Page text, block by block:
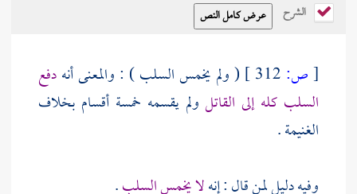
الشرح
[ص: ( ولم يخمس السلب ) : والمعنى أنهدفع
السلب كله إلى القاتل ولم يقسمه خمسة أقسام بخلاف
الغنيمة .
وفيه دليل لمن قال : إنهلا يخمس السلب.